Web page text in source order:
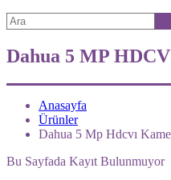
Dahua 5 MP
Anasayfa
Ürünler
Dahua 5 Mp Hdcvı
Bu Sayfada Kayıt Bulunmuyor